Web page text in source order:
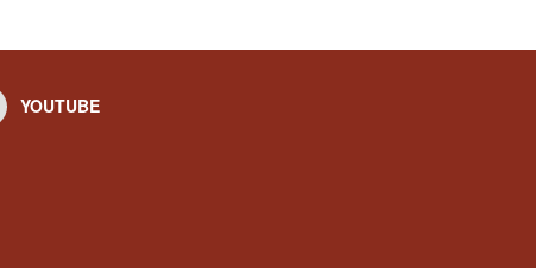
YOUTUBE